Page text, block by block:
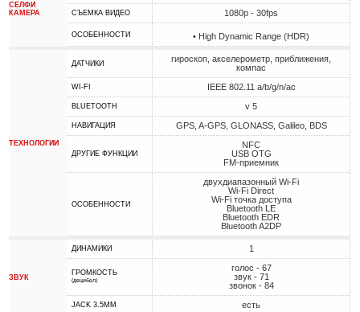
СЕЛФИ
КАМЕРА
СЪЕМКА ВИДЕО 1080p - 30fps
ОСОБЕННОСТИ • High Dynamic Range (HDR)
ТЕХНОЛОГИИ
ДАТЧИКИ
гироскоп, акселерометр, приближения,
компас
WI-FI IEEE 802.11 a/b/g/n/ac
BLUETOOTH v 5
НАВИГАЦИЯ GPS, A-GPS, GLONASS, Galileo, BDS
ДРУГИЕ ФУНКЦИИ
NFC
USB OTG
FM-приемник
ОСОБЕННОСТИ
двухдиапазонный Wi-Fi
Wi-Fi Direct
Wi-Fi точка доступа
Bluetooth LE
Bluetooth EDR
Bluetooth A2DP
ЗВУК
ДИНАМИКИ 1
ГРОМКОСТЬ
(децибел)
голос - 67
звук - 71
звонок - 84
JACK 3.5MM есть